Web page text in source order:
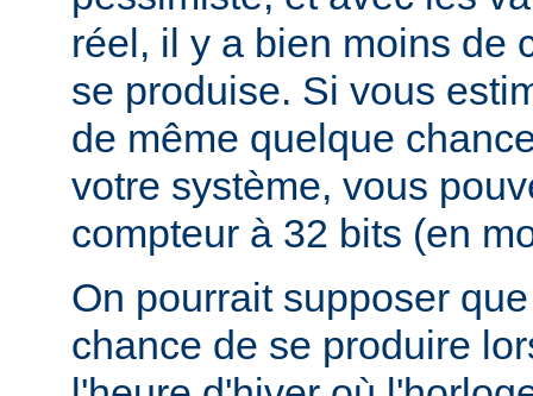
réel, il y a bien moins de
se produise. Si vous
de même quelque
votre système, vous
compteur à 32 bits (en
On pourrait supposer
chance de se produire